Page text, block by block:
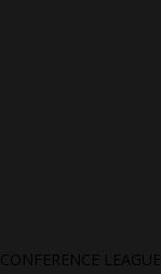
CONFERENCE LEAGUE